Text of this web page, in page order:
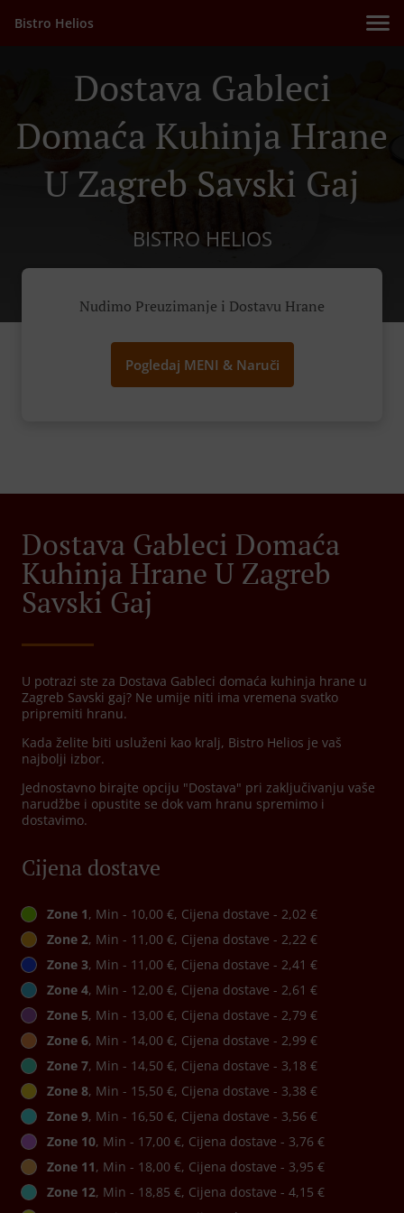
Bistro Helios
Dostava Gableci
Domaća Kuhinja Hrane
U Zagreb Savski Gaj
BISTRO HELIOS
Nudimo Preuzimanje i Dostavu Hrane
Pogledaj MENI & Naruči
Dostava Gableci Domaća
Kuhinja Hrane U Zagreb
Savski Gaj
U potrazi ste za Dostava Gableci domaća kuhinja hrane u
Zagreb Savski gaj? Ne umije niti ima vremena svatko
pripremiti hranu.
Kada želite biti usluženi kao kralj, Bistro Helios je vaš
najbolji izbor.
Jednostavno birajte opciju "Dostava" pri zaključivanju vaše
narudžbe i opustite se dok vam hranu spremimo i
dostavimo.
Cijena dostave
Zone 1, Min - 10,00 €, Cijena dostave - 2,02 €
Zone 2, Min - 11,00 €, Cijena dostave - 2,22 €
Zone 3, Min - 11,00 €, Cijena dostave - 2,41 €
Zone 4, Min - 12,00 €, Cijena dostave - 2,61 €
Zone 5, Min - 13,00 €, Cijena dostave - 2,79 €
Zone 6, Min - 14,00 €, Cijena dostave - 2,99 €
Zone 7, Min - 14,50 €, Cijena dostave - 3,18 €
Zone 8, Min - 15,50 €, Cijena dostave - 3,38 €
Zone 9, Min - 16,50 €, Cijena dostave - 3,56 €
Zone 10, Min - 17,00 €, Cijena dostave - 3,76 €
Zone 11, Min - 18,00 €, Cijena dostave - 3,95 €
Zone 12, Min - 18,85 €, Cijena dostave - 4,15 €